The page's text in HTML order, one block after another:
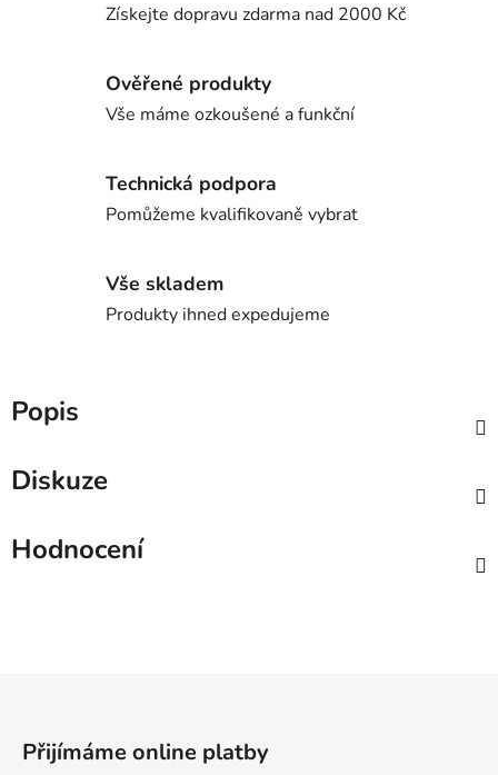
Získejte dopravu zdarma nad 2000 Kč
Ověřené produkty
Vše máme ozkoušené a funkční
Technická podpora
Pomůžeme kvalifikovaně vybrat
Vše skladem
Produkty ihned expedujeme
Popis
Diskuze
Hodnocení
Přijímáme online platby